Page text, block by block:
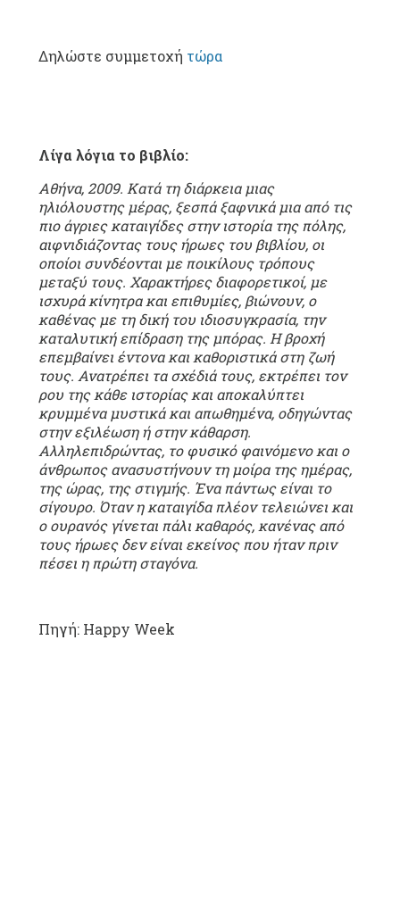
Δηλώστε συμμετοχή τώρα
Λίγα λόγια το βιβλίο:
Αθήνα, 2009. Kατά τη διάρκεια μιας
ηλιόλουστης μέρας, ξεσπά ξαφνικά μια από τις
πιο άγριες καταιγίδες στην ιστορία της πόλης,
αιφνιδιάζοντας τους ήρωες του βιβλίου, οι
οποίοι συνδέονται με ποικίλους τρόπους
μεταξύ τους. Χαρακτήρες διαφορετικοί, με
ισχυρά κίνητρα και επιθυμίες, βιώνουν, ο
καθένας με τη δική του ιδιοσυγκρασία, την
καταλυτική επίδραση της μπόρας. Η βροχή
επεμβαίνει έντονα και καθοριστικά στη ζωή
τους. Ανατρέπει τα σχέδιά τους, εκτρέπει τον
ρου της κάθε ιστορίας και αποκαλύπτει
κρυμμένα μυστικά και απωθημένα, οδηγώντας
στην εξιλέωση ή στην κάθαρση.
Αλληλεπιδρώντας, το φυσικό φαινόμενο και ο
άνθρωπος ανασυστήνουν τη μοίρα της ημέρας,
της ώρας, της στιγμής. Ένα πάντως είναι το
σίγουρο. Όταν η καταιγίδα πλέον τελειώνει και
ο ουρανός γίνεται πάλι καθαρός, κανένας από
τους ήρωες δεν είναι εκείνος που ήταν πριν
πέσει η πρώτη σταγόνα.
Πηγή: Happy Week